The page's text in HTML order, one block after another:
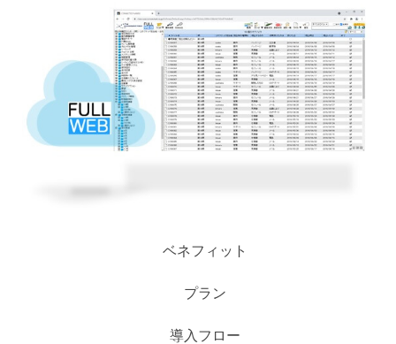
ベネフィット
プラン
導入フロー